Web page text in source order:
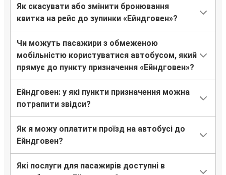
Ейндговен
Ейндговен
Ейндговен
Дортмунд
Як скасувати або змінити бронювання
квитка на рейс до зупинки «Ейндговен»?
Чи можуть пасажири з обмеженою
мобільністю користуватися автобусом, який
прямує до пункту призначення «Ейндговен»?
Ейндговен: у які пункти призначення можна
потрапити звідси?
Як я можу оплатити проїзд на автобусі до
Ейндговен?
Які послуги для пасажирів доступні в